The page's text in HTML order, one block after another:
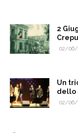
2
02/06/
​Un
dello
02/06/